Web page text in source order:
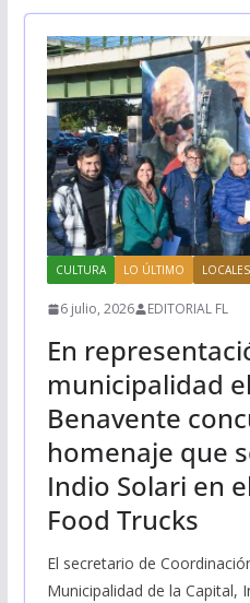
CULTURA LO ÚLTIMO LOCALES
6 julio, 2026 EDITORIAL FL
En
municipalidad
Benavente
homenaje que
Indio Solari en
Food Trucks
El secretario de
Municipalidad de la Capital,